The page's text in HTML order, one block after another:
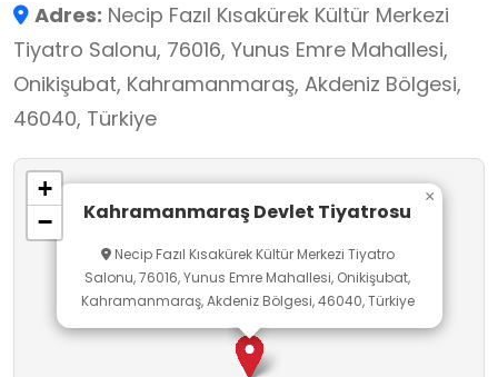
deneyimi, kültürel farkındalık ve toplumsal
duyarlılık geliştiren güçlü bir okul dışı öğrenme
ortamıdır. Drama, metin çözümleme ve
performans izlemesi aracılığıyla dilsel beceriler
gelişir, grup çalışmaları ve tartışmalar yoluyla
empati ve takım ruhu pekişir.
Adres: Necip Fazıl Kısakürek Kültür Merkezi
Tiyatro Salonu, 76016, Yunus Emre Mahallesi,
Onikişubat, Kahramanmaraş, Akdeniz Bölgesi,
46040, Türkiye
Kahramanmaraş Devlet Tiyatrosu
Necip Fazıl Kısakürek Kültür Merkezi Tiyatro
Salonu, 76016, Yunus Emre Mahallesi, Onikişubat,
Kahramanmaraş, Akdeniz Bölgesi, 46040, Türkiye
×
+
−